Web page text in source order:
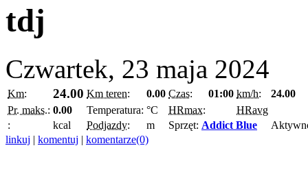
tdj
Czwartek, 23 maja 2024
Km: 24.00 Km teren: 0.00 Czas: 01:00 km/h:
24.00
Pr. maks.: 0.00 Temperatura: °C HRmax:
HRavg
:
kcal Podjazdy: m Sprzęt: Addict Blue
linkuj | komentuj | komentarze(0)